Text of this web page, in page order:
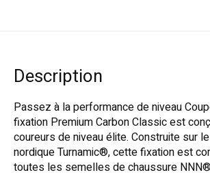
Description
Passez à la performance de niveau
fixation Premium Carbon Classic est
coureurs de niveau élite. Construite sur
nordique Turnamic®, cette fixation est
toutes les semelles de chaussure